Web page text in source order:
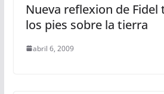
Nueva reflexion de Fidel
los pies sobre la tierra
abril 6, 2009